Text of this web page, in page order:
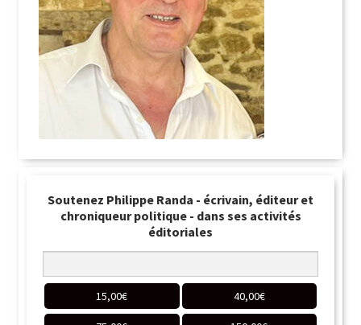
Soutenez Philippe Randa - écrivain, éditeur et
chroniqueur politique - dans ses activités
éditoriales
15,00€ 40,00€